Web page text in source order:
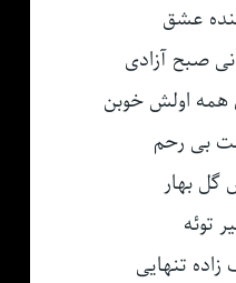
عشق
صبح آزادی
همه اولش خوبن
بی رحم
بهار
توئه
تنهایی